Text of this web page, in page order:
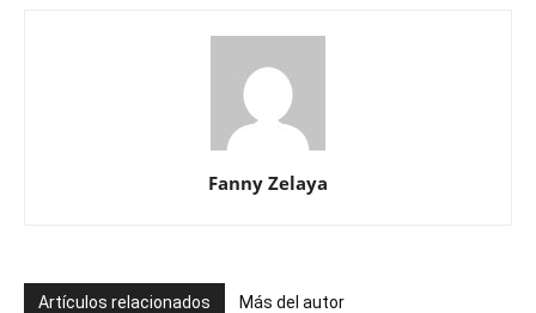
Fanny Zelaya
Artículos relacionados Más del autor